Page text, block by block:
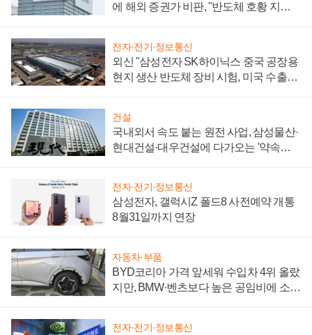
에 해외 증권가 비판, "반도체 호황 지속
전자·전기·정보통신
외신 "삼성전자 SK하이닉스 중국 공장용
현지 생산 반도체 장비 시험, 미국 수출통
건설
국내외서 속도 붙는 원전 사업, 삼성물산·
현대건설·대우건설에 다가오는 '약속의
전자·전기·정보통신
삼성전자, 갤럭시Z 폴드8 사전예약 개통
8월31일까지 연장
자동차·부품
BYD코리아 가격 앞세워 수입차 4위 올랐
지만, BMW·벤츠보다 높은 공임비에 소비
전자·전기·정보통신